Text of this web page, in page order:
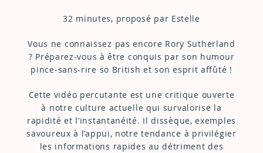
32 minutes, proposé par Estelle
Vous ne connaissez pas encore Rory Sutherland
? Préparez-vous à être conquis par son humour
pince-sans-rire so British et son esprit affûté !
Cette vidéo percutante est une critique ouverte
à notre culture actuelle qui survalorise la
rapidité et l’instantanéité. Il dissèque, exemples
savoureux à l’appui, notre tendance à privilégier
les informations rapides au détriment des